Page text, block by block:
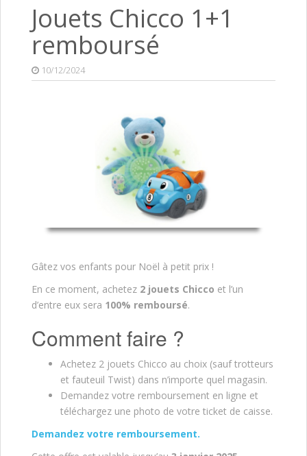
Jouets Chicco 1+1
remboursé
10/12/2024
Gâtez vos enfants pour Noël à petit prix !
En ce moment, achetez 2 jouets Chicco et l’un
d’entre eux sera 100% remboursé.
Comment faire ?
Achetez 2 jouets Chicco au choix (sauf trotteurs
et fauteuil Twist) dans n’importe quel magasin.
Demandez votre remboursement en ligne et
téléchargez une photo de votre ticket de caisse.
Demandez votre remboursement.